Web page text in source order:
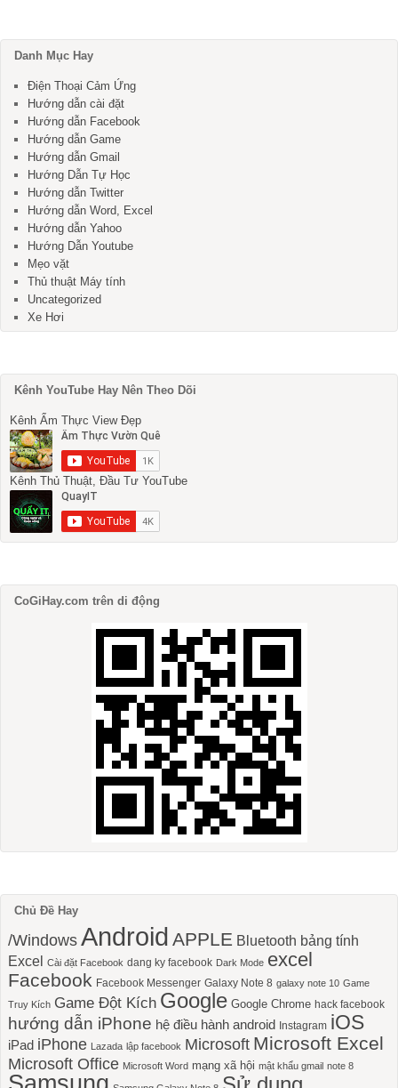
Danh Mục Hay
Điện Thoại Cảm Ứng
Hướng dẫn cài đặt
Hướng dẫn Facebook
Hướng dẫn Game
Hướng dẫn Gmail
Hướng Dẫn Tự Học
Hướng dẫn Twitter
Hướng dẫn Word, Excel
Hướng dẫn Yahoo
Hướng Dẫn Youtube
Mẹo vặt
Thủ thuật Máy tính
Uncategorized
Xe Hơi
Kênh YouTube Hay Nên Theo Dõi
Kênh Ẩm Thực View Đẹp
Kênh Thủ Thuật, Đầu Tư YouTube
CoGiHay.com trên di động
Chủ Đề Hay
/Windows Android APPLE Bluetooth bảng tính
Excel Cài đặt Facebook dang ky facebook Dark Mode excel
Facebook Facebook Messenger Galaxy Note 8 galaxy note 10 Game
Truy Kích Game Đột Kích Google Google Chrome hack facebook
hướng dẫn iPhone hệ điều hành android Instagram iOS
iPad iPhone Lazada lập facebook Microsoft Microsoft Excel
Microsoft Office Microsoft Word mạng xã hội mật khẩu gmail note 8